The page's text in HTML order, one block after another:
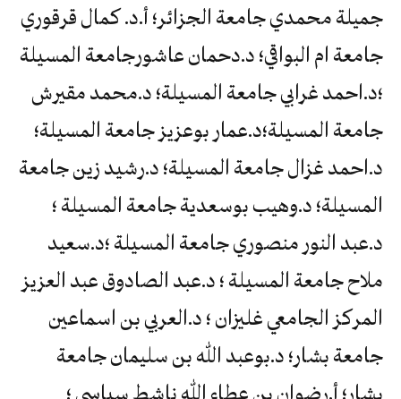
جميلة محمدي جامعة الجزائر؛ أ.د. كمال قرقوري
جامعة ام البواقي؛ د.دحمان عاشورجامعة المسيلة
؛د.احمد غرابي جامعة المسيلة؛ د.محمد مقيرش
جامعة المسيلة؛د.عمار بوعزيز جامعة المسيلة؛
د.احمد غزال جامعة المسيلة؛ د.رشيد زين جامعة
المسيلة؛ د.وهيب بوسعدية جامعة المسيلة ؛
د.عبد النور منصوري جامعة المسيلة ؛د.سعيد
ملاح جامعة المسيلة ؛ د.عبد الصادوق عبد العزيز
المركز الجامعي غليزان ؛ د.العربي بن اسماعين
جامعة بشار؛ د.بوعبد الله بن سليمان جامعة
بشار؛ أ.رضوان بن عطاء الله ناشط سياسي ؛